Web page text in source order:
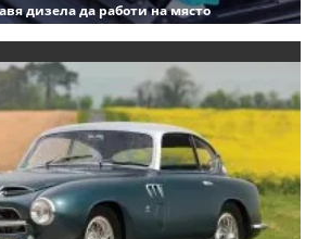
дизела да работи на място